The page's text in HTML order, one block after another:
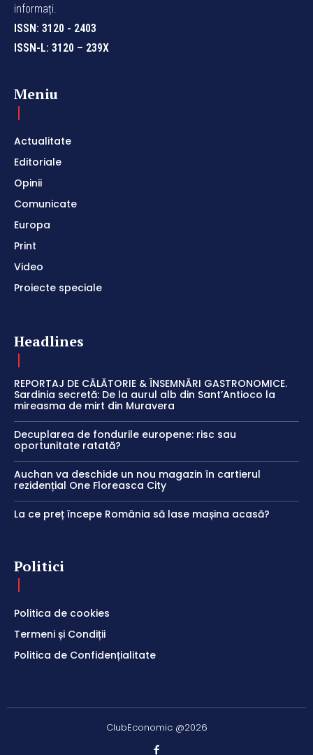
informați.
ISSN: 3120 - 2403
ISSN-L: 3120 – 239X
Meniu
Actualitate
Editoriale
Opinii
Comunicate
Europa
Print
Video
Proiecte speciale
Headlines
REPORTAJ DE CĂLĂTORIE & ÎNSEMNĂRI GASTRONOMICE.
Sardinia secretă: De la aurul alb din Sant’Antioco la
mireasma de mirt din Muravera
Decuplarea de fondurile europene: risc sau
oportunitate ratată?
Auchan va deschide un nou magazin în cartierul
rezidențial One Floreasca City
La ce preț începe România să lase mașina acasă?
Politici
Politica de cookies
Termeni și Condiții
Politica de Confidențialitate
ClubEconomic @2026